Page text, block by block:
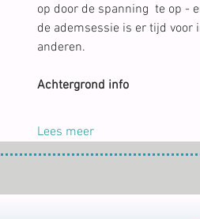
op door de spanning  te op -
de ademsessie is er tijd
anderen.
Achtergrond info
Lees meer